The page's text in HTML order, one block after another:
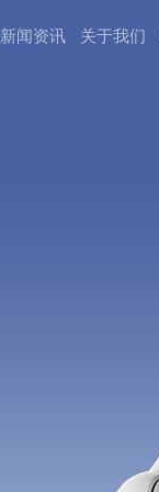
新闻资讯 关于我们